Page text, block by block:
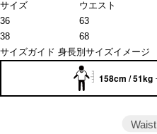
サイズ
ウエスト
36
63
38
68
サイズガイド 身長別サイズイメージ
158cm / 51kg
Waist